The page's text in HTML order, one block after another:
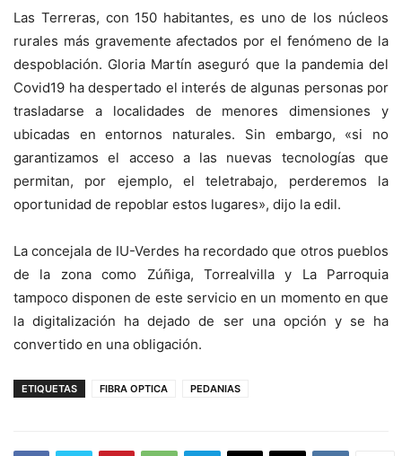
Las Terreras, con 150 habitantes, es uno de los núcleos
rurales más gravemente afectados por el fenómeno de la
despoblación. Gloria Martín aseguró que la pandemia del
Covid19 ha despertado el interés de algunas personas por
trasladarse a localidades de menores dimensiones y
ubicadas en entornos naturales. Sin embargo, «si no
garantizamos el acceso a las nuevas tecnologías que
permitan, por ejemplo, el teletrabajo, perderemos la
oportunidad de repoblar estos lugares», dijo la edil.
La concejala de IU-Verdes ha recordado que otros pueblos
de la zona como Zúñiga, Torrealvilla y La Parroquia
tampoco disponen de este servicio en un momento en que
la digitalización ha dejado de ser una opción y se ha
convertido en una obligación.
ETIQUETAS FIBRA OPTICA PEDANIAS